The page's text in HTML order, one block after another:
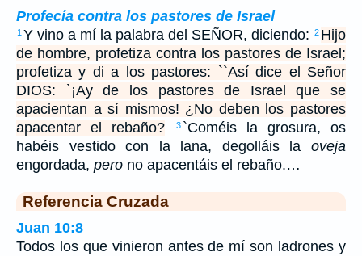
Profecía contra los pastores de Israel
1Y vino a mí la palabra del SEÑOR, diciendo: 2 Hijo
de hombre, profetiza contra los pastores de Israel;
profetiza y di a los pastores: ``Así dice el Señor
DIOS: `¡Ay de los pastores de Israel que se
apacientan a sí mismos! ¿No deben los pastores
apacentar el rebaño?
3 `Coméis la grosura, os
habéis vestido con la lana, degolláis la oveja
engordada, pero no apacentáis el rebaño.…
Referencia Cruzada
Juan 10:8
Todos los que vinieron antes de mí son ladrones y